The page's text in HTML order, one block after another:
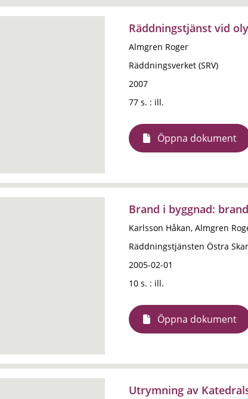
Räddningstjänst vid
Almgren Roger
Räddningsverket (SRV)
2007
77 s. : ill.
Öppna dokument
Brand i byggnad:
Karlsson Håkan, Almgren
Räddningstjänsten Östra
2005-02-01
10 s. : ill.
Öppna dokument
Utrymning av